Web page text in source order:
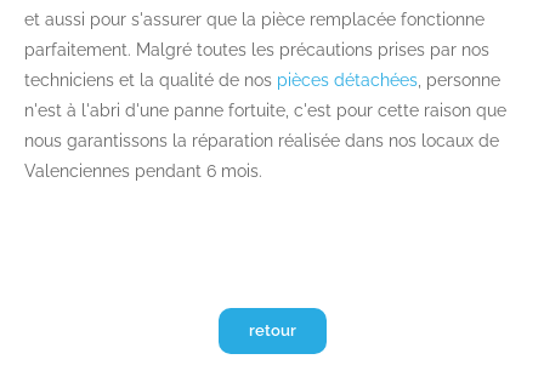
et aussi pour s'assurer que la pièce remplacée fonctionne
parfaitement. Malgré toutes les précautions prises par nos
techniciens et la qualité de nos pièces détachées , personne
n'est à l'abri d'une panne fortuite, c'est pour cette raison que
nous garantissons la réparation réalisée dans nos locaux de
Valenciennes pendant 6 mois.
retour